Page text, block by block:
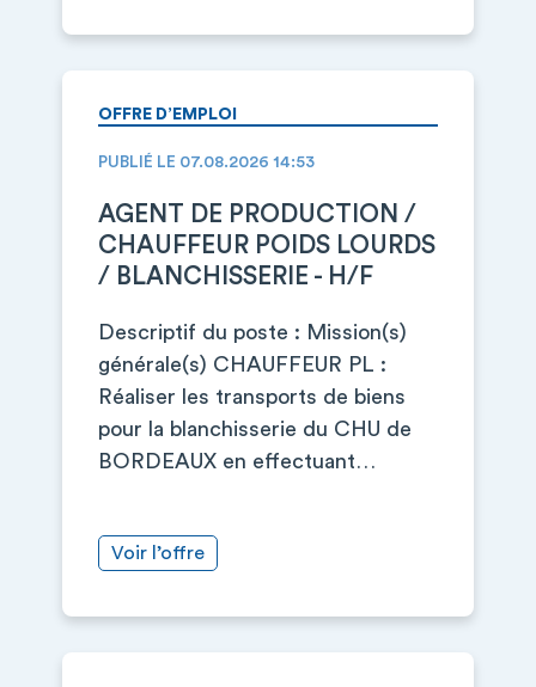
OFFRE D’EMPLOI
PUBLIÉ LE 07.08.2026 14:53
AGENT DE PRODUCTION /
CHAUFFEUR POIDS LOURDS
/ BLANCHISSERIE - H/F
Descriptif du poste : Mission(s)
générale(s) CHAUFFEUR PL :
Réaliser les transports de biens
pour la blanchisserie du CHU de
BORDEAUX en effectuant…
Voir l’offre